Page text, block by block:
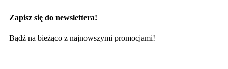
Zapisz się do newslettera!
Bądź na bieżąco z najnowszymi promocjami!